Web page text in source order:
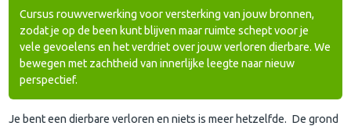
Cursus rouwverwerking voor versterking van jouw bronnen,
zodat je op de been kunt blijven maar ruimte schept voor je
vele gevoelens en het verdriet over jouw verloren dierbare. We
bewegen met zachtheid van innerlijke leegte naar nieuw
perspectief.
Je bent een dierbare verloren en niets is meer hetzelfde. De grond